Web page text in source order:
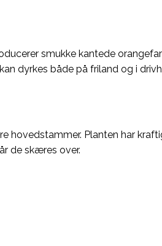
smukke kantede
dyrkes både på friland og i
hovedstammer. Planten har
de skæres over.